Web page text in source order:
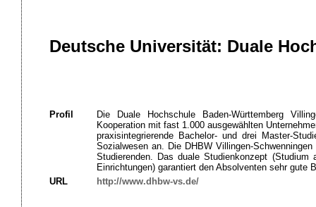
Deutsche Universität: Duale
Profil
Die Duale Hochschule Baden-Württemberg
Kooperation mit fast 1.000 ausgewählten
praxisintegrierende Bachelor- und drei Master-
Sozialwesen an. Die DHBW Villingen-
Studierenden. Das duale Studienkonzept
Einrichtungen) garantiert den Absolventen sehr gute
URL
http://www.dhbw-vs.de/